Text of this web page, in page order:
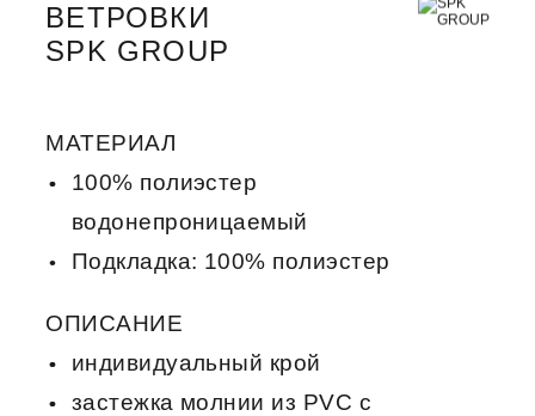
ВЕТРОВКИ
SPK GROUP
МАТЕРИАЛ
100% полиэстер
водонепроницаемый
Подкладка: 100% полиэстер
ОПИСАНИЕ
индивидуальный крой
застежка молнии из PVC с